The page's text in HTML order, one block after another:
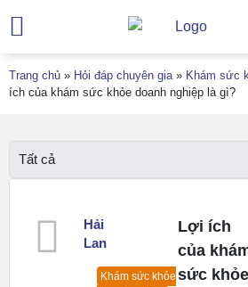
Trang chủ » Hỏi đáp chuyên gia» Khám sức
ích của khám sức khỏe doanh nghiệp là gì?
Tất cả
Hải
Lan
Khám sức khỏe
Lợi ích
của
sức khỏe